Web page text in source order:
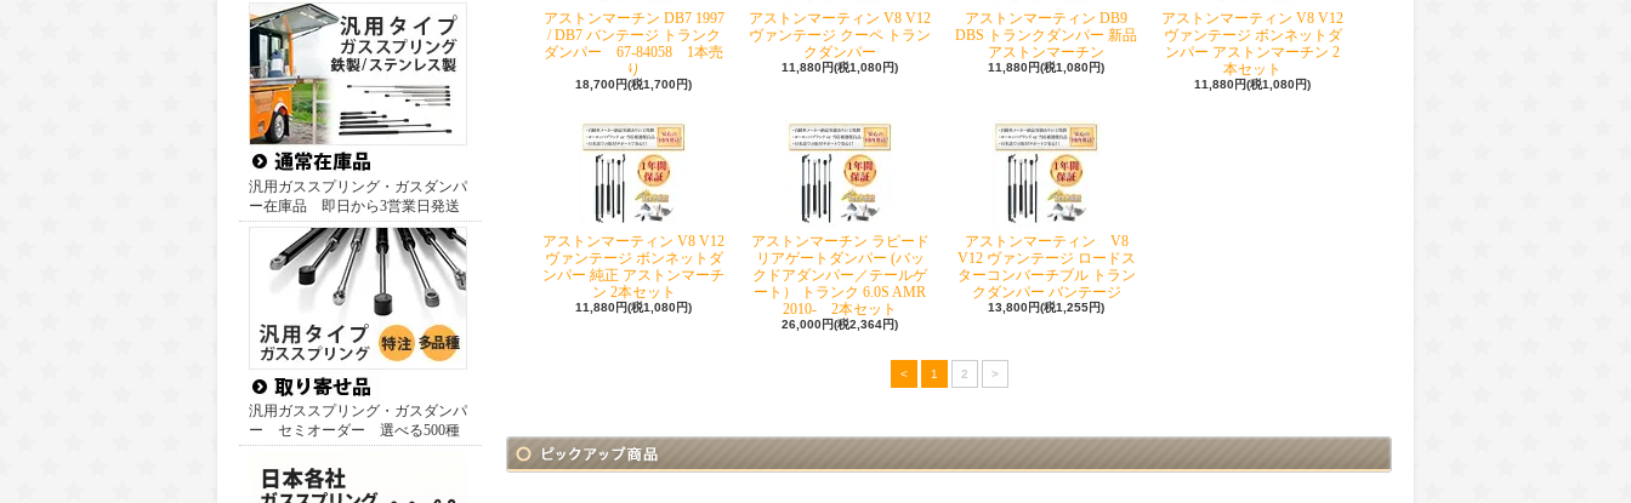
汎用ガススプリング・ガスダンパ
ー在庫品 即日から3営業日発送
汎用ガススプリング・ガスダンパ
ー セミオーダー 選べる500種
アストンマーチン DB7 1997
/ DB7 バンテージ トランク
ダンパー 67-84058 1本売
り
18,700円(税1,700円)
アストンマーティン V8 V12
ヴァンテージ クーペ トラン
クダンパー
11,880円(税1,080円)
アストンマーティン DB9
DBS トランクダンパー 新品
アストンマーチン
11,880円(税1,080円)
アストンマーティン V8 V12
ヴァンテージ ボンネットダ
ンパー アストンマーチン 2
本セット
11,880円(税1,080円)
アストンマーティン V8 V12
ヴァンテージ ボンネットダ
ンパー 純正 アストンマーチ
ン 2本セット
11,880円(税1,080円)
アストンマーチン ラピード
リアゲートダンパー (バッ
クドアダンパー／テールゲ
ート） トランク 6.0S AMR
2010- 2本セット
26,000円(税2,364円)
アストンマーティン V8
V12 ヴァンテージ ロードス
ターコンバーチブル トラン
クダンパー バンテージ
13,800円(税1,255円)
< 1 2 >